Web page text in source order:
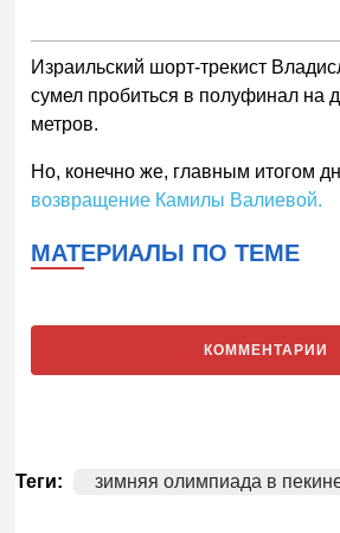
Израильский шорт-трекист
сумел пробиться в полуфинал на
метров.
Но, конечно же, главным итогом
возвращение Камилы Валиевой.
МАТЕРИАЛЫ ПО ТЕМЕ
КОММЕНТАРИИ
Теги: зимняя олимпиада в